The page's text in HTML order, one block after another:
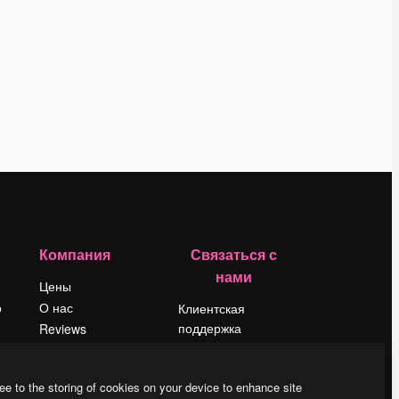
Компания
Цены
О нас
Reviews
Блог
Связаться с
нами
Клиентская
поддержка
LinkedIn
to the storing of cookies on your device to enhance site